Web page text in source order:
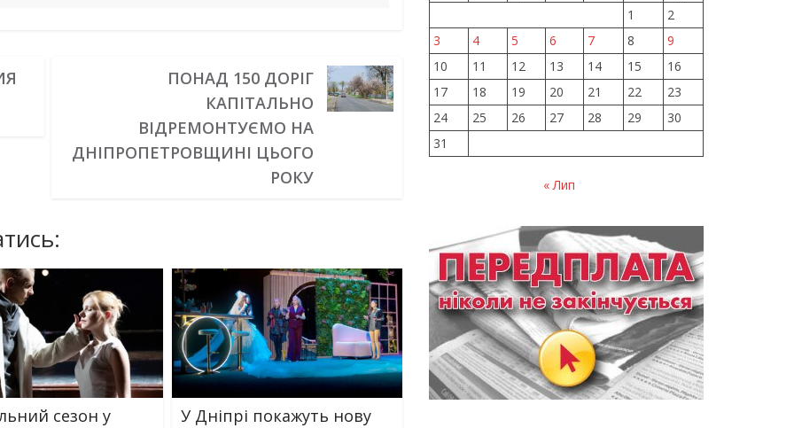
ПОНАД 150 ДОРІГ
КАПІТАЛЬНО
ВІДРЕМОНТУЄМО НА
ДНІПРОПЕТРОВЩИНІ ЦЬОГО
РОКУ
сезон у
У Дніпрі покажуть нову
1
2
3
4 5 6 7 8
9
10
11 12 13 14 15
16
17
18 19 20 21 22
23
24
25 26 27 28 29
30
31
« Лип